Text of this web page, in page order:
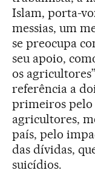
Islam, porta-
messias, um
se preocupa
seu apoio,
os
referência a
primeiros pelo
agricultores,
país, pelo
das dívidas,
suicídios.